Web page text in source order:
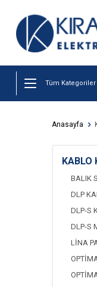
Tüm Kategoriler
Anasayfa
KABLO
BALIK
DLP
DLP-S
DLP-S
LİNA